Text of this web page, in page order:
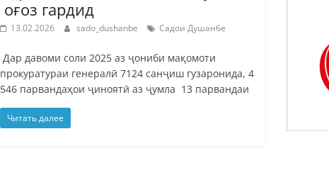
оғоз гардид
13.02.2026 sado_dushanbe Садои Душанбе
Дар давоми соли 2025 аз ҷониби мақомоти
прокуратураи генералӣ 7124 санҷиш гузаронида, 4
546 парвандаҳои ҷиноятӣ аз ҷумла 13 парвандаи
Читать далее